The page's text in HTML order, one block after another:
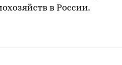
в России.